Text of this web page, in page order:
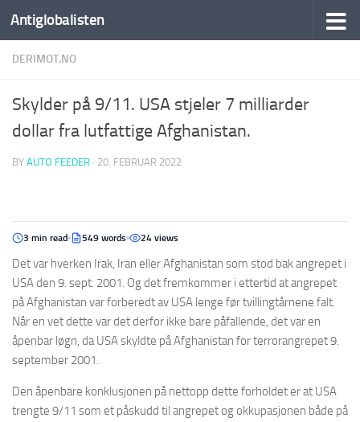
Antiglobalisten
DERIMOT.NO
Skylder på 9/11. USA stjeler 7 milliarder
dollar fra lutfattige Afghanistan.
BY AUTO FEEDER · 20. FEBRUAR 2022
3 min read 549 words 24 views
Det var hverken Irak, Iran eller Afghanistan som stod bak angrepet i
USA den 9. sept. 2001. Og det fremkommer i ettertid at angrepet
på Afghanistan var forberedt av USA lenge før tvillingtårnene falt.
Når en vet dette var det derfor ikke bare påfallende, det var en
åpenbar løgn, da USA skyldte på Afghanistan for terrorangrepet 9.
september 2001.
Den åpenbare konklusjonen på nettopp dette forholdet er at USA
trengte 9/11 som et påskudd til angrepet og okkupasjonen både på